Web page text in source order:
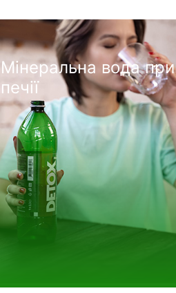
Мінеральна вода при
печії